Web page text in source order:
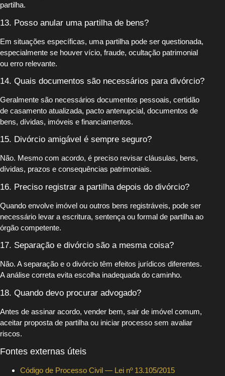
partilha.
13. Posso anular uma partilha de bens?
Em situações específicas, uma partilha pode ser questionada,
especialmente se houver vício, fraude, ocultação patrimonial
ou erro relevante.
14. Quais documentos são necessários para divórcio?
Geralmente são necessários documentos pessoais, certidão
de casamento atualizada, pacto antenupcial, documentos de
bens, dívidas, imóveis e financiamentos.
15. Divórcio amigável é sempre seguro?
Não. Mesmo com acordo, é preciso revisar cláusulas, bens,
dívidas, prazos e consequências patrimoniais.
16. Preciso registrar a partilha depois do divórcio?
Quando envolve imóvel ou outros bens registráveis, pode ser
necessário levar a escritura, sentença ou formal de partilha ao
órgão competente.
17. Separação e divórcio são a mesma coisa?
Não. A separação e o divórcio têm efeitos jurídicos diferentes.
A análise correta evita escolha inadequada do caminho.
18. Quando devo procurar advogado?
Antes de assinar acordo, vender bem, sair de imóvel comum,
aceitar proposta de partilha ou iniciar processo sem avaliar
riscos.
Fontes externas úteis
Código de Processo Civil — Lei nº 13.105/2015